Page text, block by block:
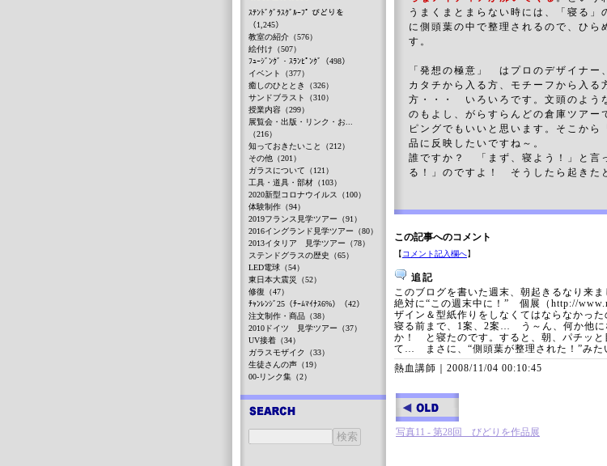
うまくまとまらない時には、「寝る
に側頭葉の中で整理されるので、ひ
す。
「発想の極意」 はプロのデザイナー
カタチから入る方、モチーフから入る
方・・・ いろいろです。文頭のよう
のもよし、がらすらんどの倉庫ツアー
ピングでもいいと思います。そこか
品に反映したいですね～。
誰ですか？ 「まず、寝よう！」と言
る！」のですよ！ そうしたら起きた
この記事へのコメント
【コメント記入欄へ】
追記
このブログを書いた週末、朝起きるなり来
絶対に“この週末中に！” 個展（http://
ザイン＆型紙作りをしなくてはならなかっ
寝る前まで、1案、2案… う～ん、何か他
か！ と寝たのです。すると、朝、パチッと
て… まさに、“側頭葉が整理された！”みた
熱血講師｜ 2008/11/04 00:10:45
写真11 - 第28回 びどりを作品展
ｽﾃﾝﾄﾞｸﾞﾗｽｸﾞﾙｰﾌﾟ びどりを
（1,245）
教室の紹介（576）
絵付け（507）
ﾌｭｰｼﾞﾝｸﾞ・ｽﾗﾝﾋﾟﾝｸﾞ（498）
イベント（377）
癒しのひととき（326）
サンドブラスト（310）
授業内容（299）
展覧会・出版・リンク・お...
（216）
知っておきたいこと（212）
その他（201）
ガラスについて（121）
工具・道具・部材（103）
2020新型コロナウイルス（100）
体験制作（94）
2019フランス見学ツアー（91）
2016イングランド見学ツアー（80）
2013イタリア 見学ツアー（78）
ステンドグラスの歴史（65）
LED電球（54）
東日本大震災（52）
修復（47）
ﾁｬﾝﾚﾝｼﾞ25（ﾁｰﾑﾏｲﾅｽ6%）（42）
注文制作・商品（38）
2010ドイツ 見学ツアー（37）
UV接着（34）
ガラスモザイク（33）
生徒さんの声（19）
00-リンク集（2）